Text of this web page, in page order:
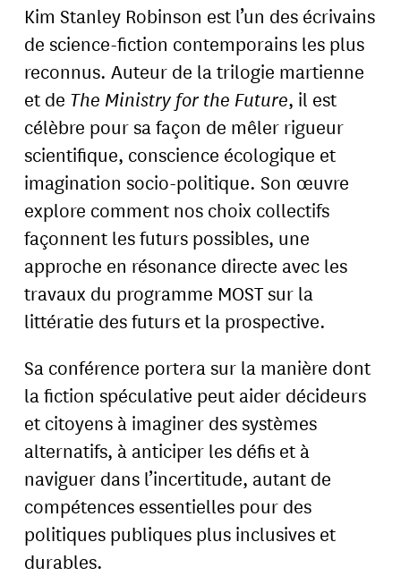
Kim Stanley Robinson est l’un des écrivains
de science-fiction contemporains les plus
reconnus. Auteur de la trilogie martienne
et de The Ministry for the Future, il est
célèbre pour sa façon de mêler rigueur
scientifique, conscience écologique et
imagination socio-politique. Son œuvre
explore comment nos choix collectifs
façonnent les futurs possibles, une
approche en résonance directe avec les
travaux du programme MOST sur la
littératie des futurs et la prospective.
Sa conférence portera sur la manière dont
la fiction spéculative peut aider décideurs
et citoyens à imaginer des systèmes
alternatifs, à anticiper les défis et à
naviguer dans l’incertitude, autant de
compétences essentielles pour des
politiques publiques plus inclusives et
durables.